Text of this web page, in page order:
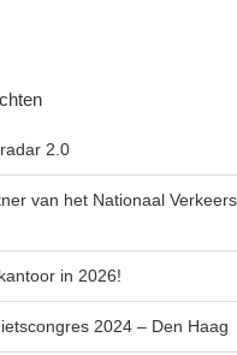
2.0
van het Nationaal
in 2026!
2024 – Den Haag